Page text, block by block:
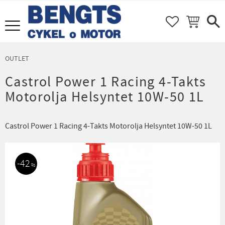
Meny FAVORITER
KUNDVAGN
OUTLET
Castrol Power 1 Racing 4-Takts
Motorolja Helsyntet 10W-50 1L
Castrol Power 1 Racing 4-Takts Motorolja Helsyntet 10W-50 1L
42 %